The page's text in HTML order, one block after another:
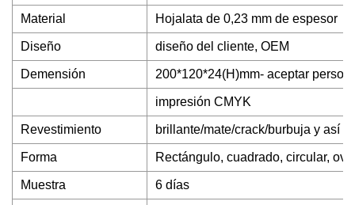
Material Hojalata de 0,23 mm de espesor
Diseño diseño del cliente, OEM
Demensión 200*120*24(H)mm- aceptar
impresión CMYK
Revestimiento brillante/mate/crack/burbuja y así
Forma Rectángulo, cuadrado, circular,
Muestra 6 días